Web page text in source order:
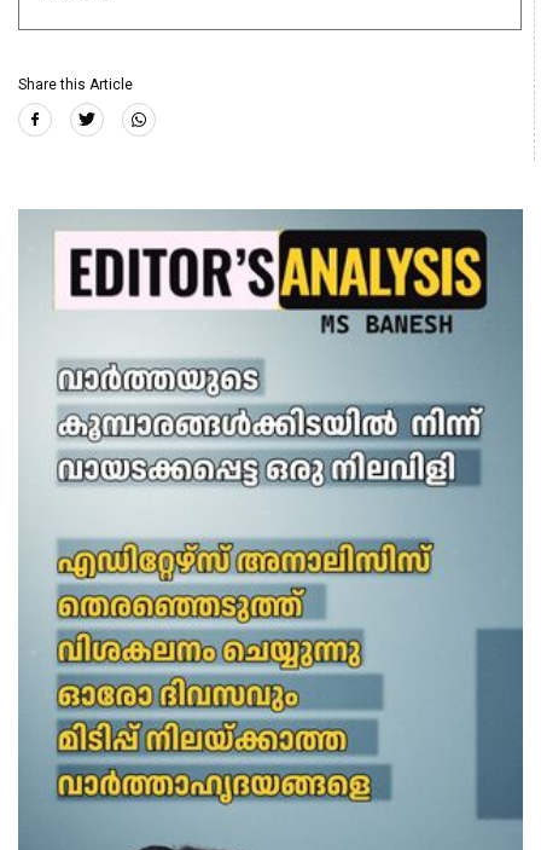
Share this Article